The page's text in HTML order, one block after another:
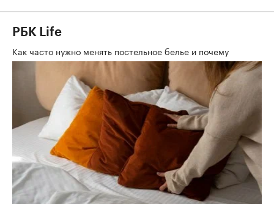
РБК Life
Как часто нужно менять постельное белье и почему